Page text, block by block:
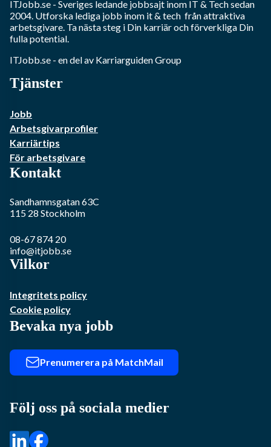
ITJobb.se - Sveriges ledande jobbsajt inom IT & Techsedan
2004. Utforska lediga jobb inom it & tech från attraktiva
arbetsgivare. Ta nästa steg i Din karriär och förverkliga Din
fulla potential.
ITJobb.se - en del av Karriarguiden Group
Tjänster
Jobb
Arbetsgivarprofiler
Karriärtips
För arbetsgivare
Kontakt
Sandhamnsgatan 63C
115 28 Stockholm
08-67 874 20
info@itjobb.se
Vilkor
Integritets policy
Cookie policy
Bevaka nya jobb
Prenumerera på MatchMail
Följ oss på sociala medier